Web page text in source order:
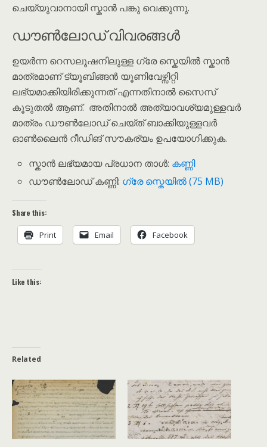
ചെയ്യുവാനായി സ്കാൻ പങ്കു വെക്കുന്നു.
ഡൗൺലോഡ് വിവരങ്ങൾ
ഉയർന്ന റെസലൂഷനിലുള്ള ഗ്രേ സ്കെയിൽ സ്കാൻ
മാത്രമാണ് ട്യൂബിങ്ങൻ യൂണിവേഴ്സിറ്റി
ലഭ്യമാക്കിയിരിക്കുന്നത് എന്നതിനാൽ സൈസ്
കൂടുതൽ ആണ്. അതിനാൽ അത്യാവശ്യമുള്ളവർ
മാത്രം ഡൗൺലോഡ് ചെയ്ത് ബാക്കിയുള്ളവർ
ഓൺലൈൻ റീഡിങ് സൗകര്യം ഉപയോഗിക്കുക.
സ്കാൻ ലഭ്യമായ പ്രധാന താൾ: കണ്ണി
ഡൗൺലോഡ് കണ്ണി: ഗ്രേ സ്കെയിൽ (75 MB)
Share this:
Print Email Facebook
Like this:
Related